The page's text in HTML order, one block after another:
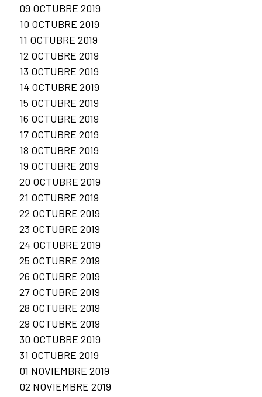
09 OCTUBRE 2019
10 OCTUBRE 2019
11 OCTUBRE 2019
12 OCTUBRE 2019
13 OCTUBRE 2019
14 OCTUBRE 2019
15 OCTUBRE 2019
16 OCTUBRE 2019
17 OCTUBRE 2019
18 OCTUBRE 2019
19 OCTUBRE 2019
20 OCTUBRE 2019
21 OCTUBRE 2019
22 OCTUBRE 2019
23 OCTUBRE 2019
24 OCTUBRE 2019
25 OCTUBRE 2019
26 OCTUBRE 2019
27 OCTUBRE 2019
28 OCTUBRE 2019
29 OCTUBRE 2019
30 OCTUBRE 2019
31 OCTUBRE 2019
01 NOVIEMBRE 2019
02 NOVIEMBRE 2019